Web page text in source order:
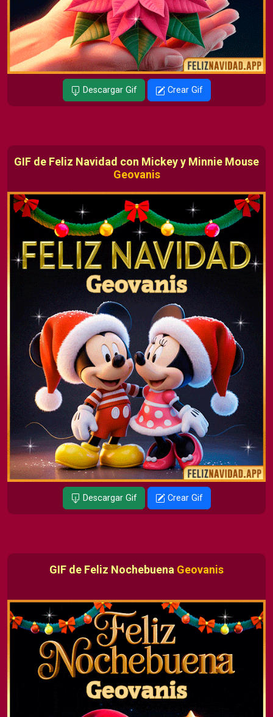
Descargar Gif Crear Gif
GIF de Feliz Navidad con Mickey y Minnie Mouse
Geovanis
Descargar Gif Crear Gif
GIF de Feliz Nochebuena Geovanis